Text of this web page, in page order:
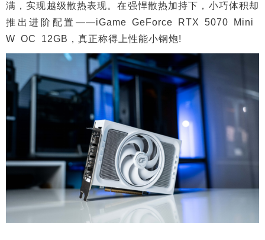
满，实现越级散热表现。在强悍散热加持下，小巧体积却
推出进阶配置——iGame GeForce RTX 5070 Mini
W OC 12GB，真正称得上性能小钢炮!